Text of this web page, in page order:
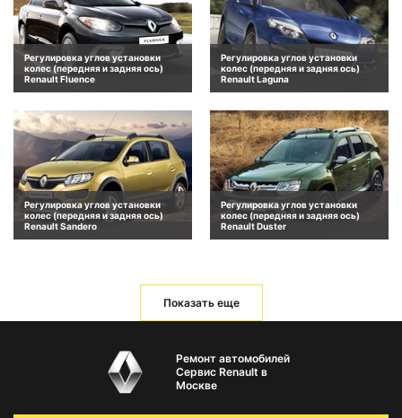
Регулировка углов установки
колес (передняя и задняя ось)
Renault Fluence
Регулировка углов установки
колес (передняя и задняя ось)
Renault Laguna
Регулировка углов установки
колес (передняя и задняя ось)
Renault Sandero
Регулировка углов установки
колес (передняя и задняя ось)
Renault Duster
Показать еще
Ремонт автомобилей
Сервис Renault в
Москве